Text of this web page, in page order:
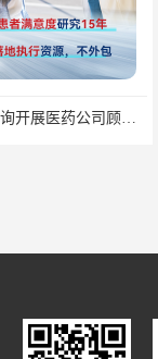
深圳满意度咨询论如何选择一个好的物业满意度公司